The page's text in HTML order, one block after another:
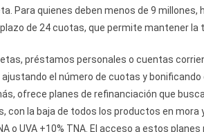
Para quienes deben menos de 9 millones,
de 24 cuotas, que permite mantener la
préstamos personales o cuentas
el número de cuotas y bonificando
ofrece planes de refinanciación que
con la baja de todos los productos en mora
o UVA +10% TNA. El acceso a estos